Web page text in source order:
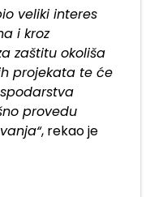
veliki interes
i kroz
zaštitu okoliša
projekata te će
provedu
, rekao je